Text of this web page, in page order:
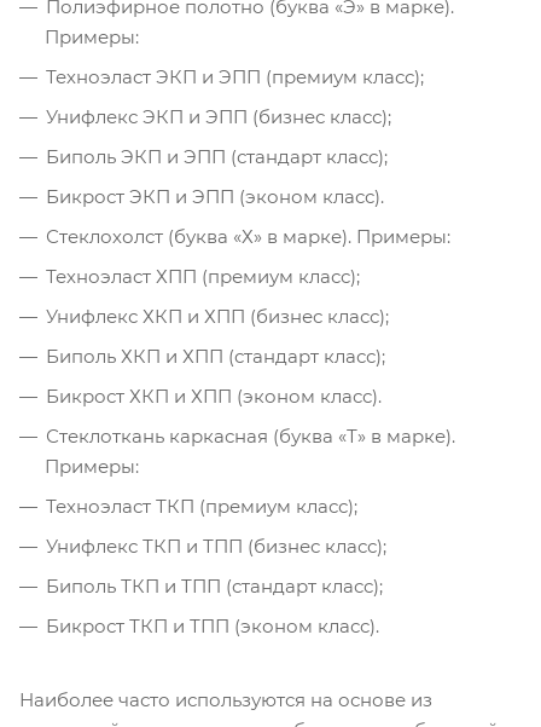
Полиэфирное полотно (буква «Э» в марке).
Примеры:
Техноэласт ЭКП и ЭПП (премиум класс);
Унифлекс ЭКП и ЭПП (бизнес класс);
Биполь ЭКП и ЭПП (стандарт класс);
Бикрост ЭКП и ЭПП (эконом класс).
Стеклохолст (буква «Х» в марке). Примеры:
Техноэласт ХПП (премиум класс);
Унифлекс ХКП и ХПП (бизнес класс);
Биполь ХКП и ХПП (стандарт класс);
Бикрост ХКП и ХПП (эконом класс).
Стеклоткань каркасная (буква «Т» в марке).
Примеры:
Техноэласт ТКП (премиум класс);
Унифлекс ТКП и ТПП (бизнес класс);
Биполь ТКП и ТПП (стандарт класс);
Бикрост ТКП и ТПП (эконом класс).
Наиболее часто используются на основе из